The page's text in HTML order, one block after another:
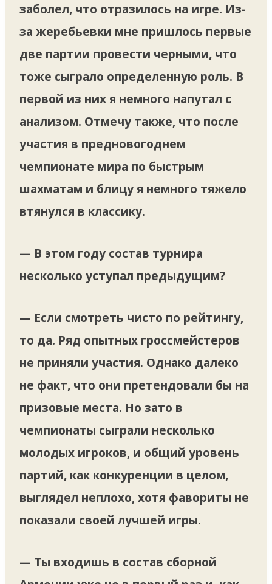
заболел, что отразилось на игре. Из-
за жеребьевки мне пришлось первые
две партии провести черными, что
тоже сыграло определенную роль. В
первой из них я немного напутал с
анализом. Отмечу также, что после
участия в предновогоднем
чемпионате мира по быстрым
шахматам и блицу я немного тяжело
втянулся в классику.
— В этом году состав турнира
несколько уступал предыдущим?
— Если смотреть чисто по рейтингу,
то да. Ряд опытных гроссмейстеров
не приняли участия. Однако далеко
не факт, что они претендовали бы на
призовые места. Но зато в
чемпионаты сыграли несколько
молодых игроков, и общий уровень
партий, как конкуренции в целом,
выглядел неплохо, хотя фавориты не
показали своей лучшей игры.
— Ты входишь в состав сборной